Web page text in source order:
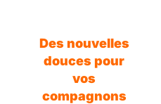
Des nouvelles
douces pour
vos
compagnons